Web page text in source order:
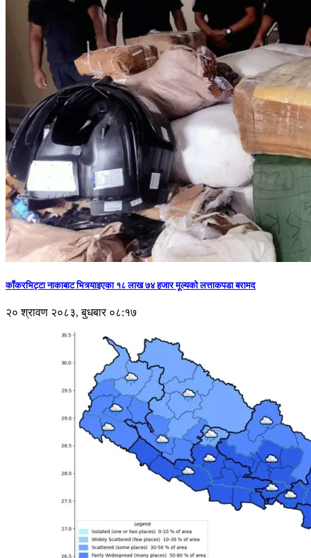
काँकरभिट्टा नाकाबाट भित्र्याइएका १८ लाख ७४ हजार मूल्यकाे लत्ताकपडा बरामद
२० श्रावण २०८३, बुधबार ०८:१७